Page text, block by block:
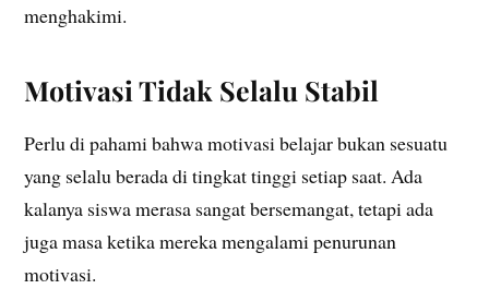
menghakimi.
Motivasi Tidak Selalu Stabil
Perlu di pahami bahwa motivasi belajar bukan sesuatu
yang selalu berada di tingkat tinggi setiap saat. Ada
kalanya siswa merasa sangat bersemangat, tetapi ada
juga masa ketika mereka mengalami penurunan
motivasi.